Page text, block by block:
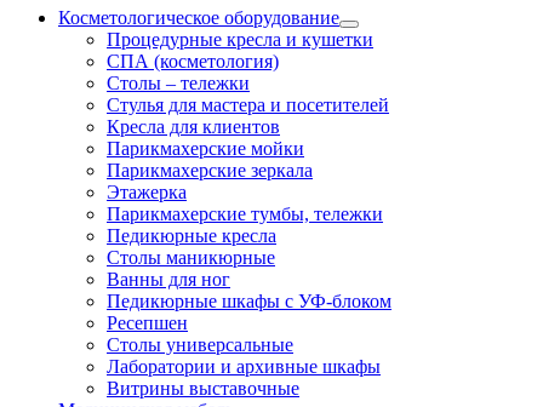
Косметологическое оборудование
Процедурные кресла и кушетки
СПА (косметология)
Столы – тележки
Стулья для мастера и посетителей
Кресла для клиентов
Парикмахерские мойки
Парикмахерские зеркала
Этажерка
Парикмахерские тумбы, тележки
Педикюрные кресла
Столы маникюрные
Ванны для ног
Педикюрные шкафы с УФ-блоком
Ресепшен
Столы универсальные
Лаборатории и архивные шкафы
Витрины выставочные